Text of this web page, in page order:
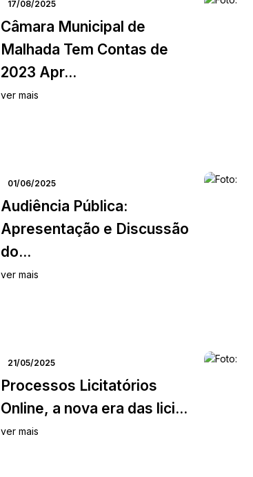
17/08/2025
Câmara Municipal de
Malhada Tem Contas de
2023 Apr...
ver mais
01/06/2025
Audiência Pública:
Apresentação e Discussão
do...
ver mais
21/05/2025
Processos Licitatórios
Online, a nova era das lici...
ver mais